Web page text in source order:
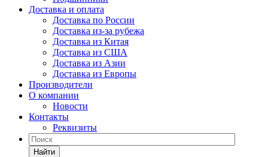
Доставка и оплата
Доставка по России
Доставка из-за рубежа
Доставка из Китая
Доставка из США
Доставка из Азии
Доставка из Европы
Производители
О компании
Новости
Контакты
Реквизиты
Найти